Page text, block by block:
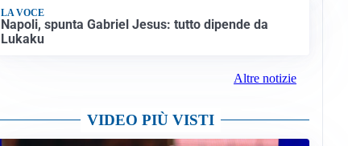
LA VOCE
Napoli, spunta Gabriel Jesus: tutto dipende da
Lukaku
Altre notizie
VIDEO PIÙ VISTI